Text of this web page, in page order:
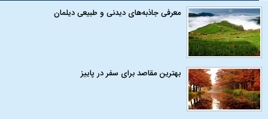
معرفی جاذبه‌های دیدنی و طبیعی دیلمان
بهترین مقاصد برای سفر در پاییز